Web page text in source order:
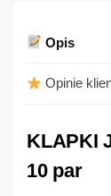
Opis
Opinie
KLAPKI
10 par